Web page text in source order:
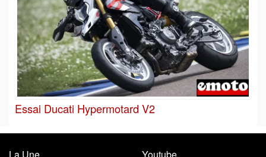
Essai Ducati Hypermotard V2
La Une
Youtube